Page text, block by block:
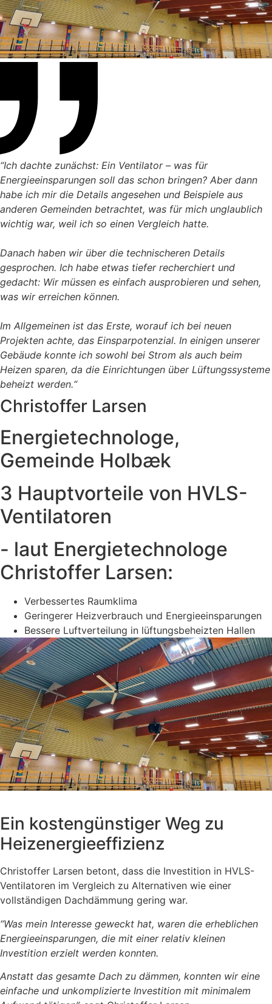
“Ich dachte zunächst: Ein Ventilator – was für
Energieeinsparungen soll das schon bringen? Aber dann
habe ich mir die Details angesehen und Beispiele aus
anderen Gemeinden betrachtet, was für mich unglaublich
wichtig war, weil ich so einen Vergleich hatte.
Danach haben wir über die technischeren Details
gesprochen. Ich habe etwas tiefer recherchiert und
gedacht: Wir müssen es einfach ausprobieren und sehen,
was wir erreichen können.
Im Allgemeinen ist das Erste, worauf ich bei neuen
Projekten achte, das Einsparpotenzial. In einigen unserer
Gebäude konnte ich sowohl bei Strom als auch beim
Heizen sparen, da die Einrichtungen über Lüftungssysteme
beheizt werden.“
Christoffer Larsen
Energietechnologe,
Gemeinde Holbæk
3 Hauptvorteile von HVLS-
Ventilatoren
- laut Energietechnologe
Christoffer Larsen:
Verbessertes Raumklima
Geringerer Heizverbrauch und Energieeinsparungen
Bessere Luftverteilung in lüftungsbeheizten Hallen
Ein kostengünstiger Weg zu
Heizenergieeffizienz
Christoffer Larsen betont, dass die Investition in HVLS-
Ventilatoren im Vergleich zu Alternativen wie einer
vollständigen Dachdämmung gering war.
“Was mein Interesse geweckt hat, waren die erheblichen
Energieeinsparungen, die mit einer relativ kleinen
Investition erzielt werden konnten.
Anstatt das gesamte Dach zu dämmen, konnten wir eine
einfache und unkomplizierte Investition mit minimalem